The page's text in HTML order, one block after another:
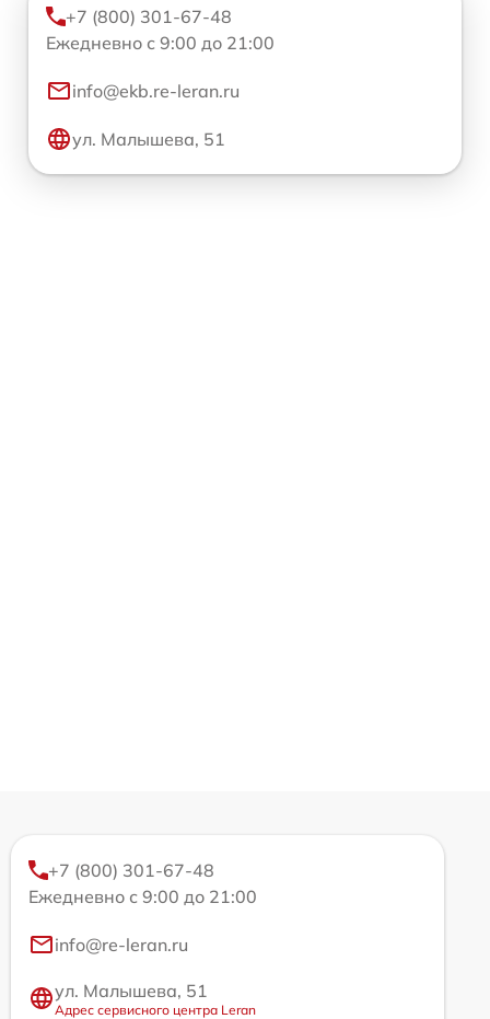
+7 (800) 301-67-48
Ежедневно с 9:00 до 21:00
info@ekb.re-leran.ru
ул. Малышева, 51
+7 (800) 301-67-48
Ежедневно с 9:00 до 21:00
info@re-leran.ru
ул. Малышева, 51
Адрес сервисного центра Leran